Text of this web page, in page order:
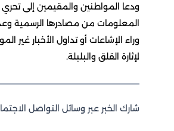
ودعا المواطنين والمقيمين إلى
المعلومات من مصادرها الرسمية
وراء الإشاعات أو تداول الأخبار غير
لإثارة القلق والبلبلة.
شارك الخبر عبر وسائل التواصل